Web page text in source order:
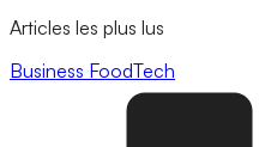
Articles les plus lus
Business FoodTech